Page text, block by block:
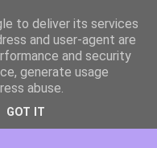
to deliver its services
and user-agent are
and security
generate usage
abuse.
GOT IT